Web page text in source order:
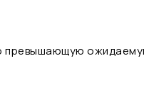
превышающую